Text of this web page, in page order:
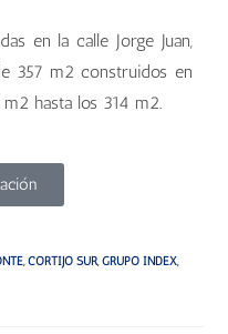
en la calle Jorge Juan,
357 m2 construidos en
hasta los 314 m2.
, CORTIJO SUR, GRUPO INDEX,